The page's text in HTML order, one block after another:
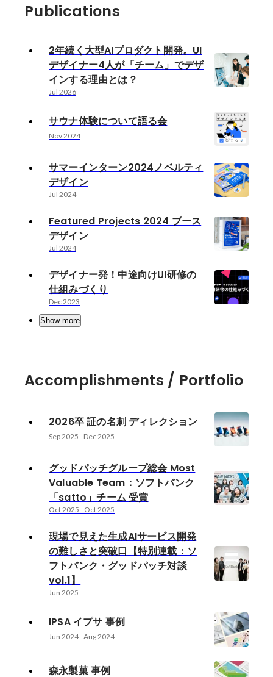
Publications
2年続く大型AIプロダクト開発。UI
デザイナー4人が「チーム」でデザ
インする理由とは？
Jul 2026
サウナ体験について語る会
Nov 2024
サマーインターン2024ノベルティ
デザイン
Jul 2024
Featured Projects 2024 ブース
デザイン
Jul 2024
デザイナー発！中途向けUI研修の
仕組みづくり
Dec 2023
Show more
Accomplishments / Portfolio
2026卒 証の名刺 ディレクション
Sep 2025 - Dec 2025
グッドパッチグループ総会 Most
Valuable Team：ソフトバンク
「satto」チーム 受賞
Oct 2025 - Oct 2025
現場で見えた生成AIサービス開発
の難しさと突破口【特別連載：ソ
フトバンク・グッドパッチ対談
vol.1】
Jun 2025 -
IPSA イプサ 事例
Jun 2024-Aug 2024
森永製菓 事例